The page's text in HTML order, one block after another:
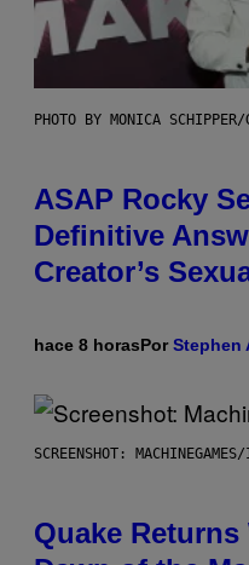
PHOTO BY MONICA SCHIPPER/
ASAP Rocky
Definitive
Creator’s
hace 8 horasPorStephen
SCREENSHOT:
Quake